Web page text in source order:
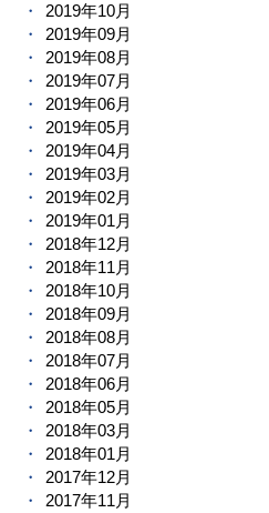
2019年10月
2019年09月
2019年08月
2019年07月
2019年06月
2019年05月
2019年04月
2019年03月
2019年02月
2019年01月
2018年12月
2018年11月
2018年10月
2018年09月
2018年08月
2018年07月
2018年06月
2018年05月
2018年03月
2018年01月
2017年12月
2017年11月